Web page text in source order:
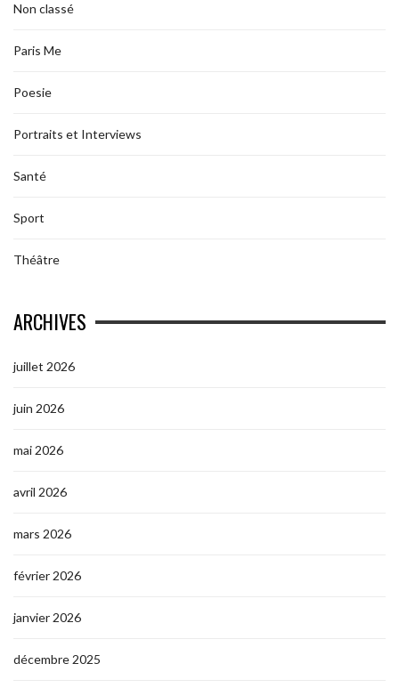
Non classé
Paris Me
Poesie
Portraits et Interviews
Santé
Sport
Théâtre
ARCHIVES
juillet 2026
juin 2026
mai 2026
avril 2026
mars 2026
février 2026
janvier 2026
décembre 2025